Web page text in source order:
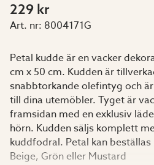
229 kr
Art. nr: 8004171G
Petal kudde är en vacker
cm x 50 cm. Kudden är
snabbtorkande olefintyg och
till dina utemöbler. Tyget är
framsidan med en exklusiv
hörn. Kudden säljs komplett
kuddfodral. Petal kan
Beige, Grön eller Mustard